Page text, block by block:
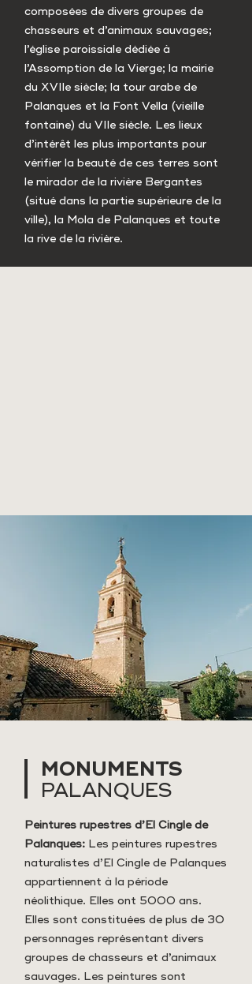
composées de divers groupes de
chasseurs et d’animaux sauvages;
l’église paroissiale dédiée à
l’Assomption de la Vierge; la mairie
du XVIIe siècle; la tour arabe de
Palanques et la Font Vella (vieille
fontaine) du VIIe siècle. Les lieux
d’intérêt les plus importants pour
vérifier la beauté de ces terres sont
le mirador de la rivière Bergantes
(situé dans la partie supérieure de la
ville), la Mola de Palanques et toute
la rive de la rivière.
MONUMENTS
PALANQUES
Peintures rupestres d’El Cingle de
Palanques: Les peintures rupestres
naturalistes d’El Cingle de Palanques
appartiennent à la période
néolithique. Elles ont 5000 ans.
Elles sont constituées de plus de 30
personnages représentant divers
groupes de chasseurs et d’animaux
sauvages. Les peintures sont